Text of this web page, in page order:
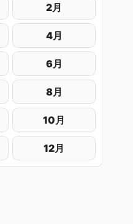
2月
4月
6月
8月
10月
12月